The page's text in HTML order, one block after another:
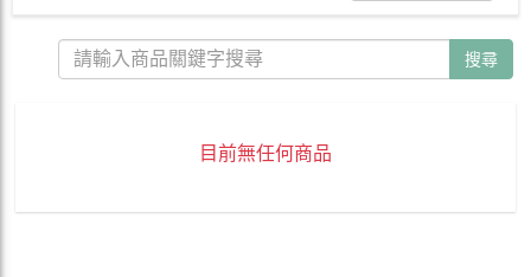
搜尋
目前無任何商品